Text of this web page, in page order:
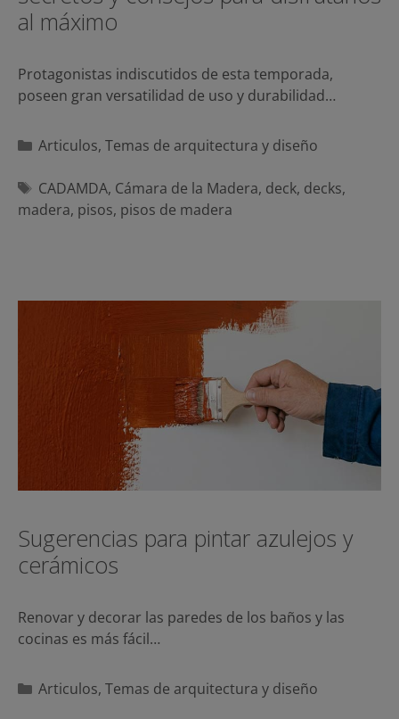
al máximo
Protagonistas indiscutidos de esta temporada,
poseen gran versatilidad de uso y durabilidad…
Categorías
Articulos, Temas de arquitectura y diseño
Etiquetas
CADAMDA, Cámara de la Madera, deck, decks,
madera, pisos, pisos de madera
Sugerencias para pintar azulejos y
cerámicos
Renovar y decorar las paredes de los baños y las
cocinas es más fácil…
Categorías
Articulos, Temas de arquitectura y diseño